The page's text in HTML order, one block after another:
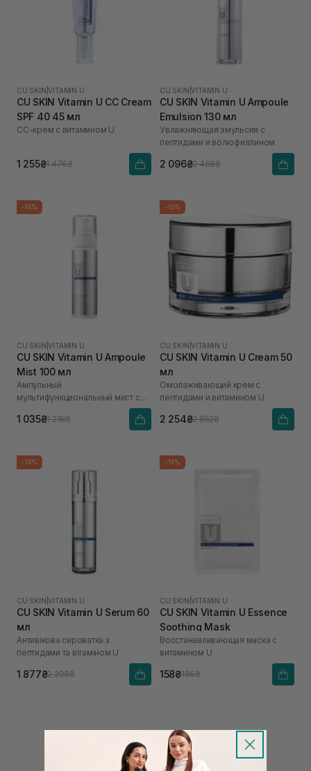
CU SKIN |VITAMIN U
CU SKIN Vitamin U CC Cream
SPF 40 45 мл
СС-крем с витамином U
1 255₴1 476₴
CU SKIN |VITAMIN U
CU SKIN Vitamin U Ampoule
Emulsion 130 мл
Увлажняющая эмульсия с
пептидами и волюфиллином
2 096₴2 466₴
-15%
CU SKIN |VITAMIN U
CU SKIN Vitamin U Ampoule
Mist 100 мл
Ампульный
мультифункциональный мист с
1 035₴1 218₴
-15%
CU SKIN |VITAMIN U
CU SKIN Vitamin U Cream 50
мл
Омолаживающий крем с
пептидами и витамином U
2 254₴2 652₴
-15%
CU SKIN |VITAMIN U
CU SKIN Vitamin U Serum 60
мл
Антивікова сироватка з
пептидами та вітаміном U
1 877₴2 208₴
-15%
CU SKIN |VITAMIN U
CU SKIN Vitamin U Essence
Soothing Mask
Восстанавливающая маска с
витамином U
158₴186₴